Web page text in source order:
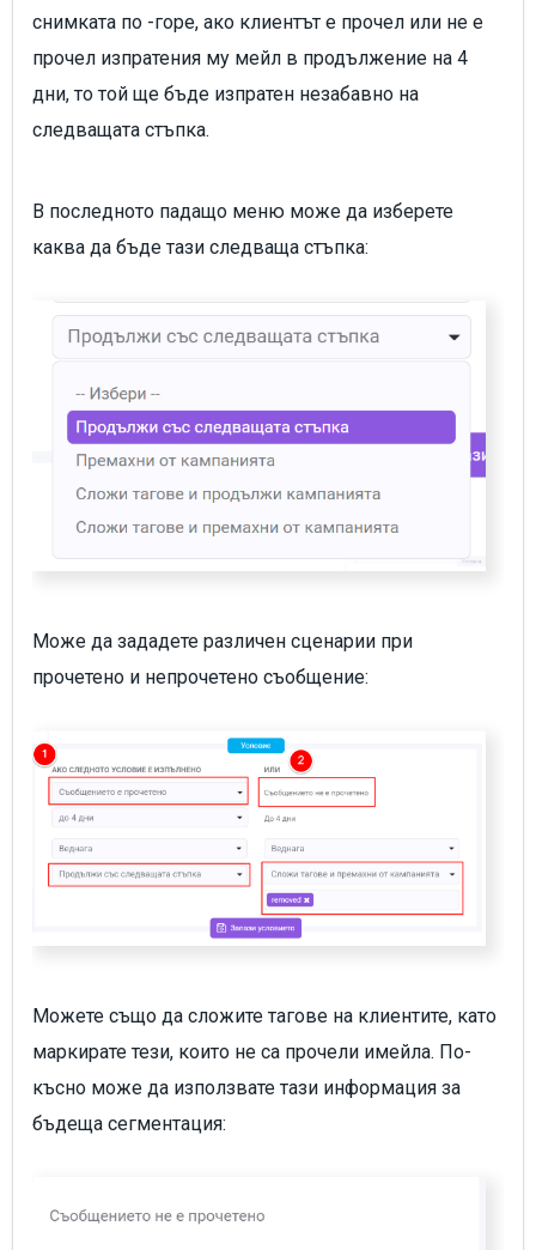
снимката по -горе, ако клиентът е прочел или не е
прочел изпратения му мейл в продължение на 4
дни, то той ще бъде изпратен незабавно на
следващата стъпка.
В последното падащо меню може да изберете
каква да бъде тази следваща стъпка:
Може да зададете различен сценарии при
прочетено и непрочетено съобщение:
Можете също да сложите тагове на клиентите, като
маркирате тези, които не са прочели имейла. По-
късно може да използвате тази информация за
бъдеща сегментация: